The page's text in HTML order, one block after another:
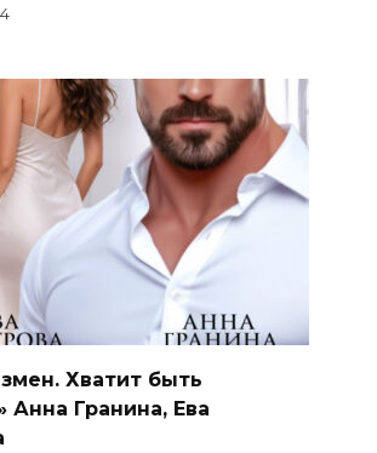
Хватит быть
Анна Гранина, Ева